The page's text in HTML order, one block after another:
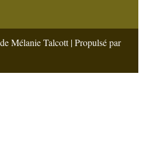
Mélanie Talcott | Propulsé par